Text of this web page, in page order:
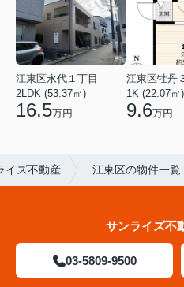
江東区永代１丁目
2LDK (53.37㎡)
16.5万円
江東区牡丹
1K (22.07㎡)
9.6万円
イズ不動産 江東区の物件一覧
サンライズ不
03-5809-9500